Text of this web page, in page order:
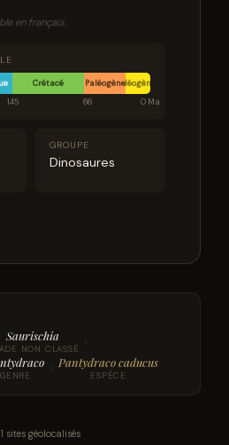
en français.
Crétacé PaléogèneNéogène
145 66 0 Ma
GROUPE
Dinosaures
Saurischia
NON CLASSÉ ›
GENRE › Pantydraco caducus
ESPÈCE
1 sites géolocalisés